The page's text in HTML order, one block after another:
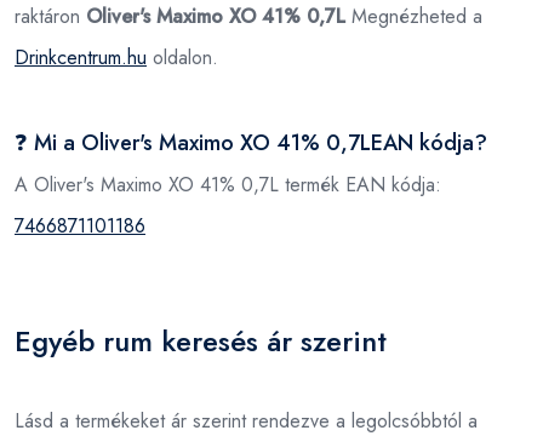
raktáron Oliver's Maximo XO 41% 0,7LMegnézheted a
Drinkcentrum.hu oldalon.
❓ Mi a Oliver's Maximo XO 41% 0,7LEAN kódja?
A Oliver's Maximo XO 41% 0,7L termék EAN kódja:
7466871101186
Egyéb rum keresés ár szerint
Lásd a termékeket ár szerint rendezve a legolcsóbbtól a